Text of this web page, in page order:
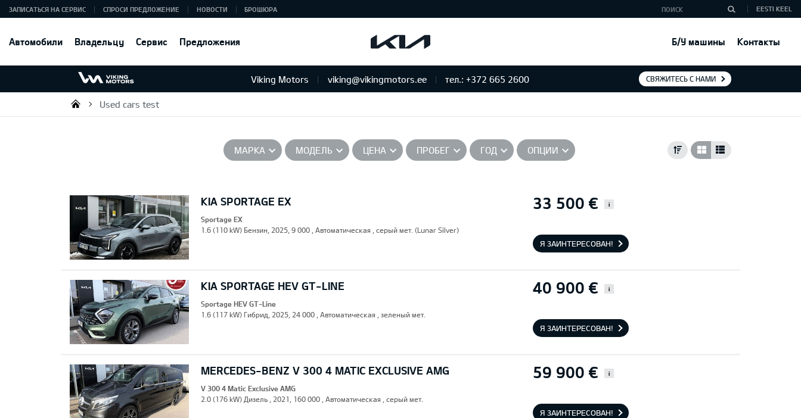
Автомобили Владельцу Сервис Предложения Б/У машины Контакты
ЗАПИСАТЬСЯ НА СЕРВИС СПРОСИ ПРЕДЛОЖЕНИЕ НОВОСТИ БРОШЮРА EESTI KEEL
Viking Motors viking@vikingmotors.ee тел.: +372 665 2600 СВЯЖИТЕСЬ С НАМИ
Viking Motors - Kia продажа, обслуживание и ремонт
Used cars test
МАРКА МОДЕЛЬ ЦЕНА ПРОБЕГ ГОД ОПЦИИ
KIA SPORTAGE EX 33 500 € i
Sportage EX
1.6 (110 kW) Бензин, 2025, 9 000 , Автоматическая , серый мет. (Lunar Silver)
Я ЗАИНТЕРЕСОВАН!
KIA SPORTAGE HEV GT-LINE 40 900 € i
Sportage HEV GT-Line
1.6 (117 kW) Гибрид, 2025, 24 000 , Автоматическая , зеленый мет.
Я ЗАИНТЕРЕСОВАН!
MERCEDES-BENZ V 300 4 MATIC EXCLUSIVE AMG 59 900 € i
V 300 4 Matic Exclusive AMG
2.0 (176 kW) Дизель , 2021, 160 000 , Автоматическая , серый мет.
Я ЗАИНТЕРЕСОВАН!